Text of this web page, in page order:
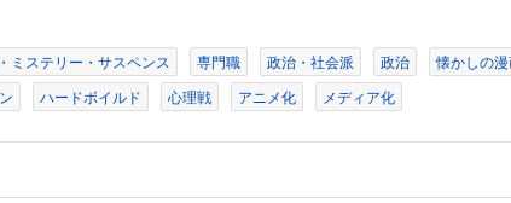
ミステリー・サスペンス 専門職 政治・社会派 政治 懐かしの
ハードボイルド 心理戦 アニメ化 メディア化